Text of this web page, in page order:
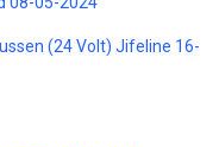
(24 Volt) Jifeline 16-